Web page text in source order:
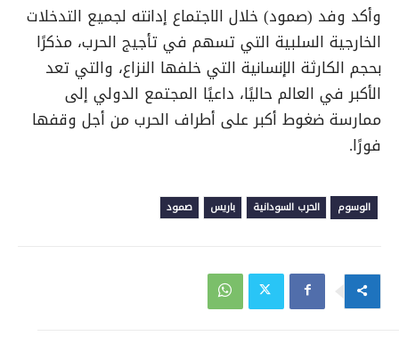
وأكد وفد (صمود) خلال الاجتماع إدانته لجميع التدخلات
الخارجية السلبية التي تسهم في تأجيج الحرب، مذكرًا
بحجم الكارثة الإنسانية التي خلفها النزاع، والتي تعد
الأكبر في العالم حاليًا، داعيًا المجتمع الدولي إلى
ممارسة ضغوط أكبر على أطراف الحرب من أجل وقفها
فورًا.
الوسوم الحرب السودانية باريس صمود